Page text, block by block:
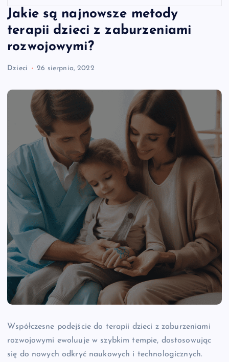
Jakie są najnowsze metody
terapii dzieci z zaburzeniami
rozwojowymi?
Dzieci 26 sierpnia, 2022
Współczesne podejście do terapii dzieci z zaburzeniami
rozwojowymi ewoluuje w szybkim tempie, dostosowując
się do nowych odkryć naukowych i technologicznych.